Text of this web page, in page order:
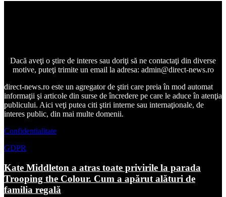
Dacă aveţi o ştire de interes sau doriţi să ne contactaţi din diverse
motive, puteţi trimite un email la adresa: admin@direct-news.ro
direct-news.ro este un agregator de ştiri care preia în mod automat
informaţii şi articole din surse de încredere pe care le aduce în atenţia
publicului. Aici veţi putea citi ştiri interne sau internaţionale, de
interes public, din mai multe domenii.
Confidentialitate
GDPR
Kate Middleton a atras toate privirile la parada
Trooping the Colour. Cum a apărut alături de
familia regală